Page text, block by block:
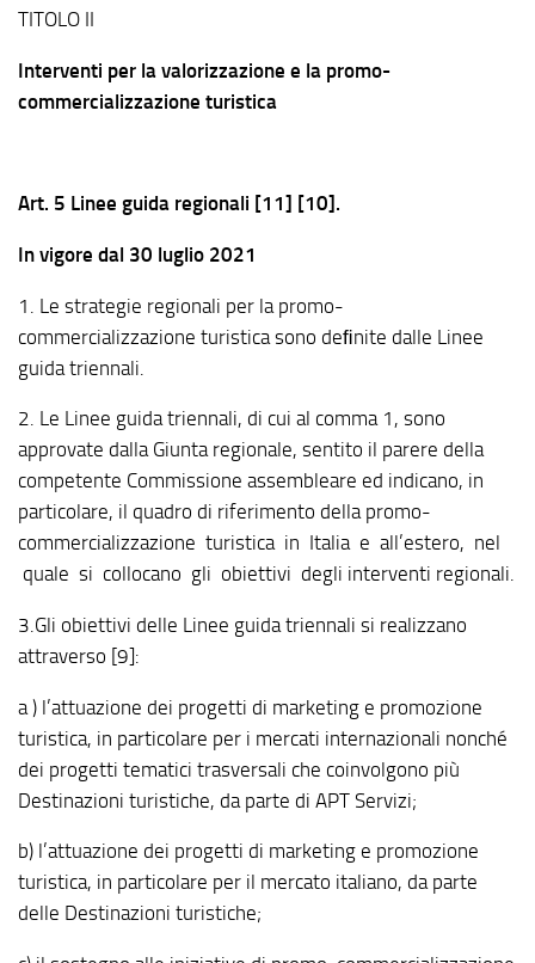
TITOLO II
Interventi per la valorizzazione e la promo-
commercializzazione turistica
Art. 5 Linee guida regionali [11] [10].
In vigore dal 30 luglio 2021
1. Le strategie regionali per la promo-
commercializzazione turistica sono deﬁnite dalle Linee
guida triennali.
2. Le Linee guida triennali, di cui al comma 1, sono
approvate dalla Giunta regionale, sentito il parere della
competente Commissione assembleare ed indicano, in
particolare, il quadro di riferimento della promo-
commercializzazione turistica in Italia e all’estero, nel
quale si collocano gli obiettivi degli interventi regionali.
3.Gli obiettivi delle Linee guida triennali si realizzano
attraverso [9]:
a ) l’attuazione dei progetti di marketing e promozione
turistica, in particolare per i mercati internazionali nonché
dei progetti tematici trasversali che coinvolgono più
Destinazioni turistiche, da parte di APT Servizi;
b) l’attuazione dei progetti di marketing e promozione
turistica, in particolare per il mercato italiano, da parte
delle Destinazioni turistiche;